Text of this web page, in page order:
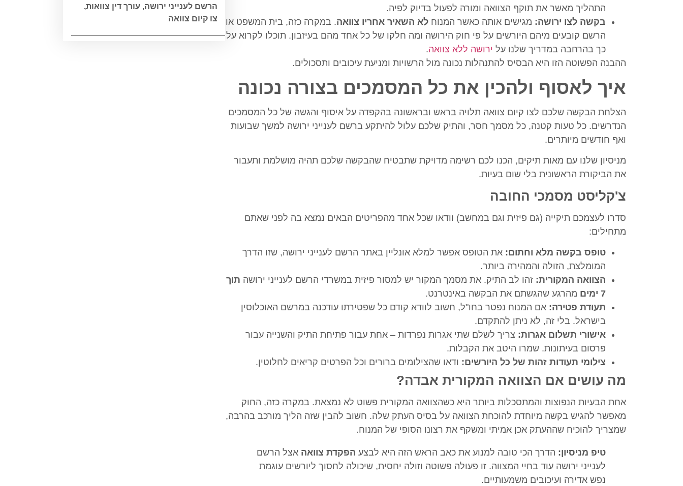
התהליך מאשר את תוקף הצוואה ומורה לפעול בדיוק לפיה.
בקשה לצו ירושה: מגישים אותה כאשר המנוח לא השאיר אחריו צוואה. במקרה כזה, בית המשפט או
הרשם קובעים מיהם היורשים על פי חוק הירושה ומה חלקו של כל אחד מהם בעיזבון. תוכלו לקרוא על
כך בהרחבה במדריך שלנו על ירושה ללא צוואה.
ההבנה הפשוטה הזו היא הבסיס להתנהלות נכונה מול הרשויות ומניעת עיכובים ותסכולים.
איך לאסוף ולהכין את כל המסמכים בצורה נכונה
הצלחת הבקשה שלכם לצו קיום צוואה תלויה בראש ובראשונה בהקפדה על איסוף והגשה של כל המסמכים
הנדרשים. כל טעות קטנה, כל מסמך חסר, והתיק שלכם עלול להיתקע ברשם לענייני ירושה למשך שבועות
ואף חודשים מיותרים.
מניסיון שלנו עם מאות תיקים, הכנו לכם רשימה מדויקת שתבטיח שהבקשה שלכם תהיה מושלמת ותעבור
את הביקורת הראשונית בלי שום בעיות.
צ'קליסט מסמכי החובה
סדרו לעצמכם תיקייה (גם פיזית וגם במחשב) וודאו שכל אחד מהפריטים הבאים נמצא בה לפני שאתם
מתחילים:
טופס בקשה מלא וחתום: את הטופס אפשר למלא אונליין באתר הרשם לענייני ירושה, שזו הדרך
המומלצת, הזולה והמהירה ביותר.
הצוואה המקורית: זהו לב התיק. את מסמך המקור יש למסור פיזית במשרדי הרשם לענייני ירושה תוך
7 ימים
מהרגע שהגשתם את הבקשה באינטרנט.
תעודת פטירה: אם המנוח נפטר בחו"ל, חשוב לוודא קודם כל שפטירתו עודכנה במרשם האוכלוסין
בישראל. בלי זה, לא ניתן להתקדם.
אישורי תשלום אגרות: צריך לשלם שתי אגרות נפרדות – אחת עבור פתיחת התיק והשנייה עבור
פרסום בעיתונות. שמרו היטב את הקבלות.
צילומי תעודות זהות של כל היורשים: ודאו שהצילומים ברורים וכל הפרטים קריאים לחלוטין.
מה עושים אם הצוואה המקורית אבדה?
אחת הבעיות הנפוצות והמתסכלות ביותר היא כשהצוואה המקורית פשוט לא נמצאת. במקרה כזה, החוק
מאפשר להגיש בקשה מיוחדת להוכחת הצוואה על בסיס העתק שלה. חשוב להבין שזה הליך מורכב בהרבה,
שמצריך להוכיח שההעתק אכן אמיתי ומשקף את רצונו הסופי של המנוח.
טיפ מניסיון: הדרך הכי טובה למנוע את כאב הראש הזה היא לבצע הפקדת צוואה אצל הרשם
לענייני ירושה עוד בחיי המצווה. זו פעולה פשוטה וזולה יחסית, שיכולה לחסוך ליורשים עוגמת
נפש אדירה ועיכובים משמעותיים.
הרשם לענייני ירושה, עורך דין צוואות,
צו קיום צוואה